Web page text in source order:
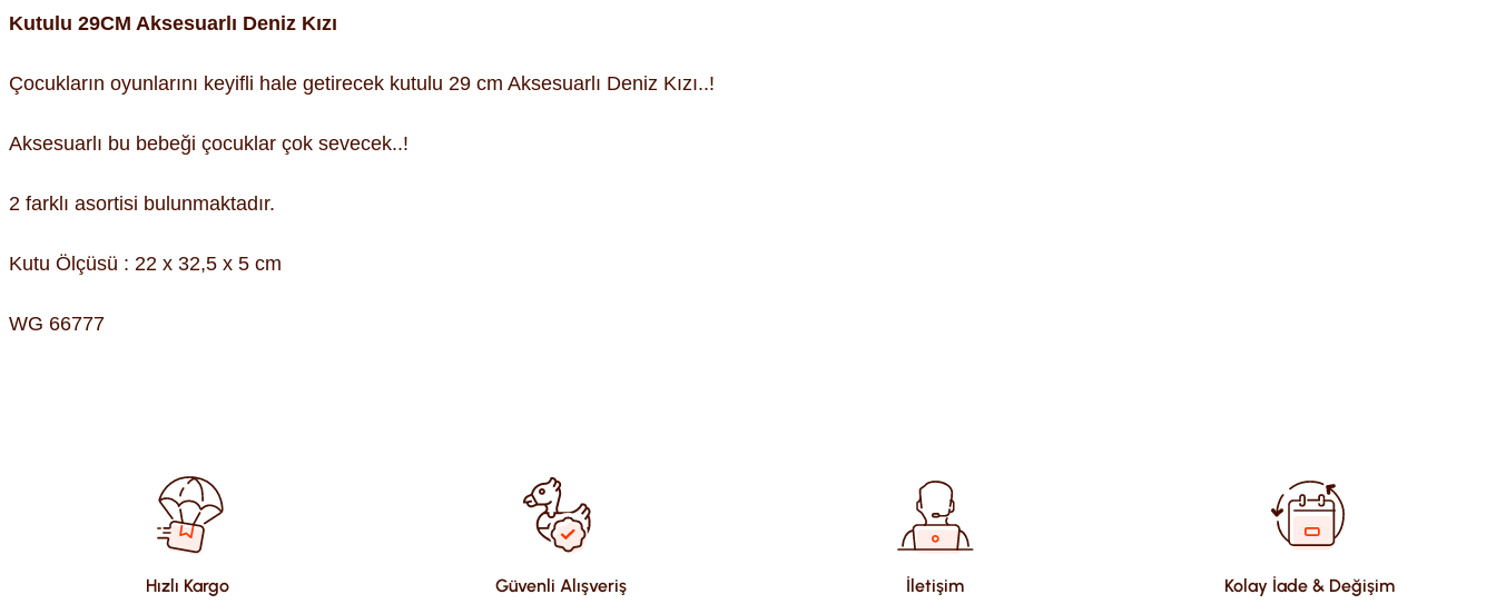
Kutulu 29CM Aksesuarlı Deniz Kızı
Çocukların oyunlarını keyifli hale getirecek kutulu 29 cm Aksesuarlı Deniz Kızı..!
Aksesuarlı bu bebeği çocuklar çok sevecek..!
2 farklı asortisi bulunmaktadır.
Kutu Ölçüsü : 22 x 32,5 x 5 cm
WG 66777
Ürün resmi kalitesiz, bozuk veya görüntülenemiyor.
Ürün açıklamasında eksik bilgiler bulunuyor.
Ürün bilgilerinde hatalar bulunuyor.
Hızlı Kargo Güvenli Alışveriş İletişim Kolay İade & Değişim